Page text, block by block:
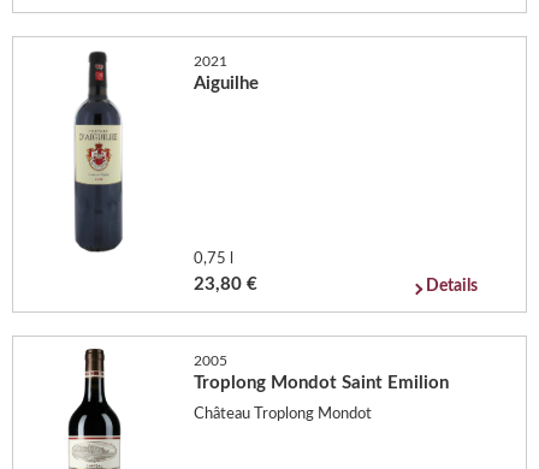
2021
Aiguilhe
0,75 l
23,80 € Details
2005
Troplong Mondot Saint Emilion
Château Troplong Mondot